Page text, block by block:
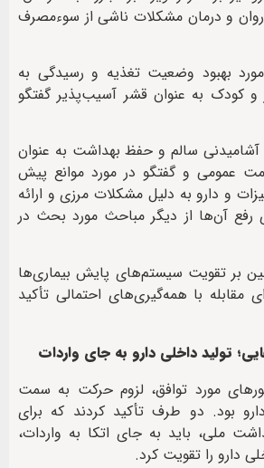
و درمان مشکلات ناشی از سوءمصرف
بهبود وضعیت تغذیه و رسیدگی به
و کودک به عنوان قشر آسیب‌پذیر گفتگو
آشامیدنی سالم و حفظ بهداشت به عنوان
عمومی و گفتگو در مورد موانع پیش
و دارو به دلیل مشکلات مرزی و ارائه
رفع آن‌ها از دیگر مباحث مورد بحث در
بر تقویت سیستم‌های پایش بیماری‌ها
مقابله با همه‌گیری‌های احتمالی تأکید
تولید داخلی دارو به جای واردات
مورد توافق، لزوم حرکت به سمت
بود. دو طرف تأکید کردند که برای
ملی، باید به جای اتکا به واردات،
دارو را تقویت کرد.